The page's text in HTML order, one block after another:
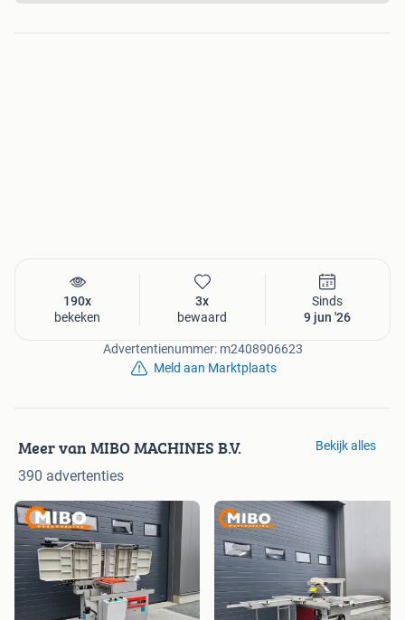
190x
bekeken
3x
bewaard
Sinds
9 jun '26
Advertentienummer: m2408906623
Meld aan Marktplaats
Meer van MIBO MACHINES B.V.
390 advertenties
Bekijk alles